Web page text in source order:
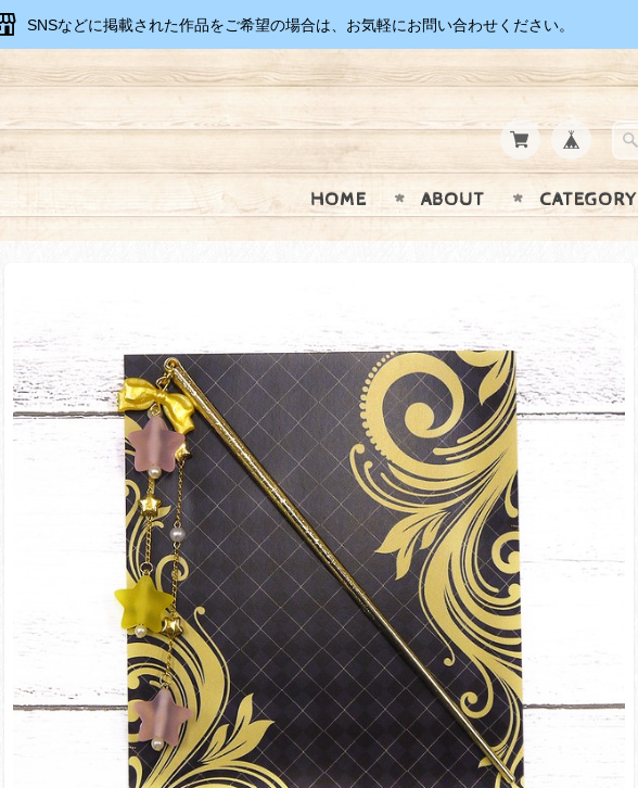
SNSなどに掲載された作品をご希望の場合は、お気軽にお問い合わせください。
HOME ABOUT CATEGORY